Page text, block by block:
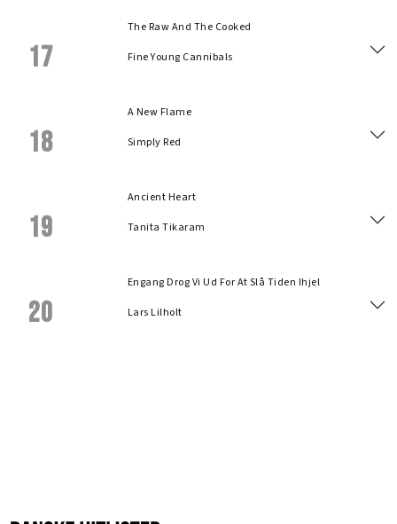
17
The Raw And The Cooked
Fine Young Cannibals
18
A New Flame
Simply Red
19
Ancient Heart
Tanita Tikaram
20
Engang Drog Vi Ud For At Slå Tiden Ihjel
Lars Lilholt